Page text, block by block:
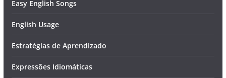
Easy English Songs
English Usage
Estratégias de Aprendizado
Expressões Idiomáticas